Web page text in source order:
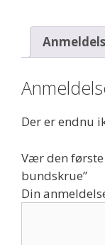
Der er endnu
Vær den
bundskrue”
Din